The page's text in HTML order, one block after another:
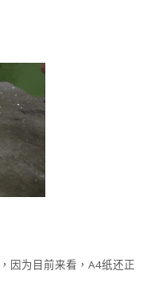
因为目前来看，A4纸还正